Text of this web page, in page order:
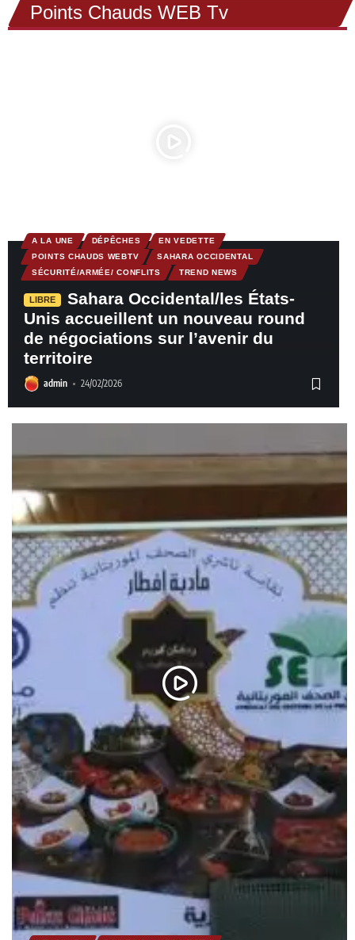
Points Chauds WEB Tv
A LA UNE DÉPÊCHES
EN VEDETTE
POINTS CHAUDS WEBTV
SAHARA OCCIDENTAL
SÉCURITÉ/ARMÉE/ CONFLITS
TREND NEWS
LIBRE
Sahara Occidental/les États-
Unis accueillent un nouveau round
de négociations sur l’avenir du
territoire
admin 24/02/2026